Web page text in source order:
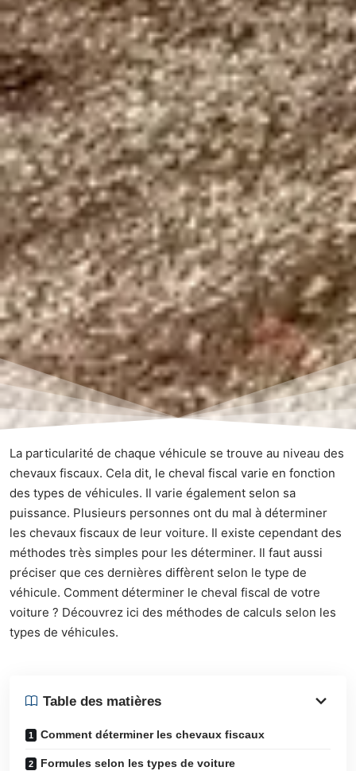
La particularité de chaque véhicule se trouve au niveau des
chevaux fiscaux. Cela dit, le cheval fiscal varie en fonction
des types de véhicules. Il varie également selon sa
puissance. Plusieurs personnes ont du mal à déterminer
les chevaux fiscaux de leur voiture. Il existe cependant des
méthodes très simples pour les déterminer. Il faut aussi
préciser que ces dernières diffèrent selon le type de
véhicule. Comment déterminer le cheval fiscal de votre
voiture ? Découvrez ici des méthodes de calculs selon les
types de véhicules.
Table des matières
Comment déterminer les chevaux fiscaux
Formules selon les types de voiture